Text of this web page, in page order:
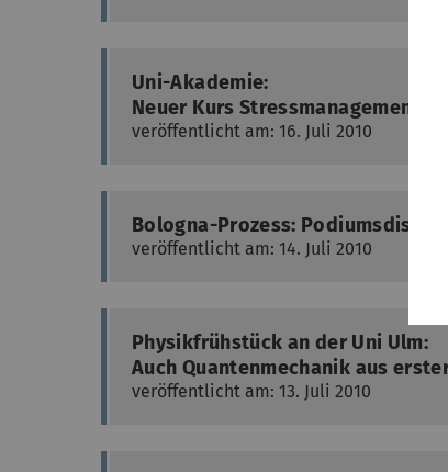
Uni-Akademie:
Neuer Kurs Stressmanagement
veröffentlicht am: 16. Juli 2010
Bologna-Prozess:
veröffentlicht am: 14. Juli 2010
Physikfrühstück an der Uni Ulm:
Auch Quantenmechanik aus
veröffentlicht am: 13. Juli 2010